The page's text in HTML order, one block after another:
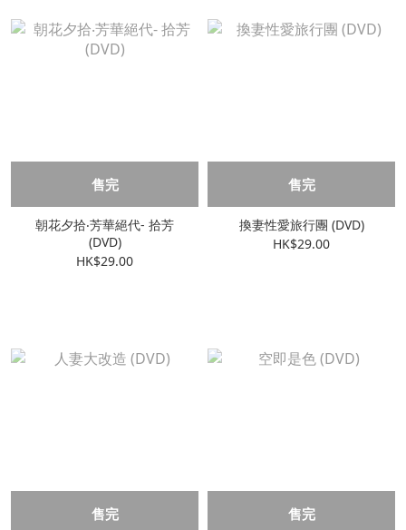
售完
朝花夕拾‧芳華絕代- 拾芳
(DVD)
HK$29.00
售完
換妻性愛旅行團 (DVD)
HK$29.00
售完 售完